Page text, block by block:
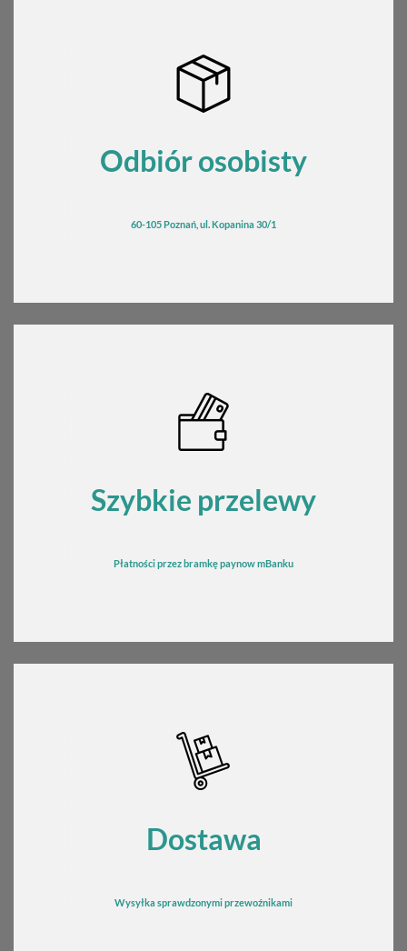
Odbiór osobisty
60-105 Poznań, ul. Kopanina 30/1
Szybkie przelewy
Płatności przez bramkępaynow mBanku
Dostawa
Wysyłka sprawdzonymi przewoźnikami